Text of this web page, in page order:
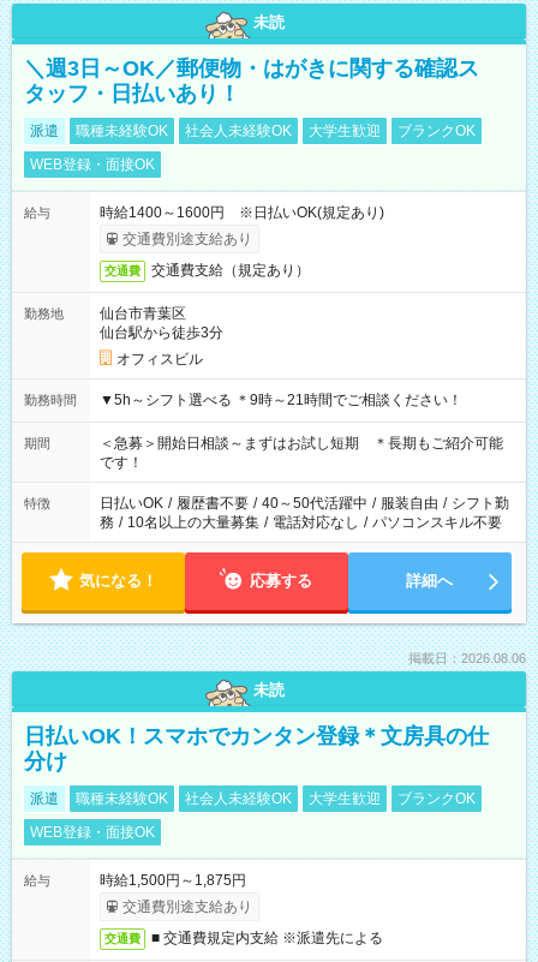
未読
＼週3日～OK／郵便物・はがきに関する確認ス
タッフ・日払いあり！
派遣 職種未経験OK 社会人未経験OK 大学生歓迎
ブランクOK
WEB登録・面接OK
給与
時給1400～1600円 ※日払いOK(規定あり)
交通費別途支給あり
交通費 交通費支給（規定あり）
勤務地
仙台市青葉区
仙台駅から徒歩3分
オフィスビル
勤務時間 ▼5h～シフト選べる ＊9時～21時間でご相談ください！
期間
＜急募＞開始日相談～まずはお試し短期 ＊長期もご紹介可能
です！
特徴 日払いOK / 履歴書不要 / 40～50代活躍中 / 服装自由 / シフト勤
務 / 10名以上の大量募集 / 電話対応なし / パソコンスキル不要
気になる！ 応募する 詳細へ
掲載日：2026.08.06
未読
日払いOK！スマホでカンタン登録＊文房具の仕
分け
派遣 職種未経験OK 社会人未経験OK 大学生歓迎
ブランクOK
WEB登録・面接OK
給与
時給1,500円～1,875円
交通費別途支給あり
交通費 ■ 交通費規定内支給 ※派遣先による